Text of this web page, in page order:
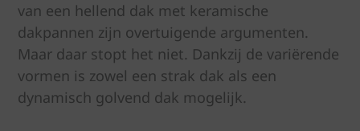
van een hellend dak met keramische
dakpannen zijn overtuigende argumenten.
Maar daar stopt het niet. Dankzij de variërende
vormen is zowel een strak dak als een
dynamisch golvend dak mogelijk.